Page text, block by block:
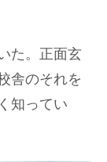
た。正面玄
舎のそれを
知ってい